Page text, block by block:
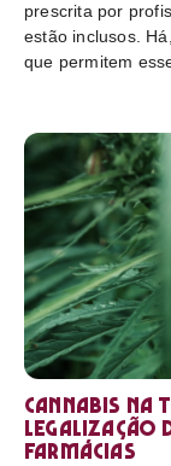
prescrita por
estão inclusos.
que permitem
Cannabis
legalização
farmácias